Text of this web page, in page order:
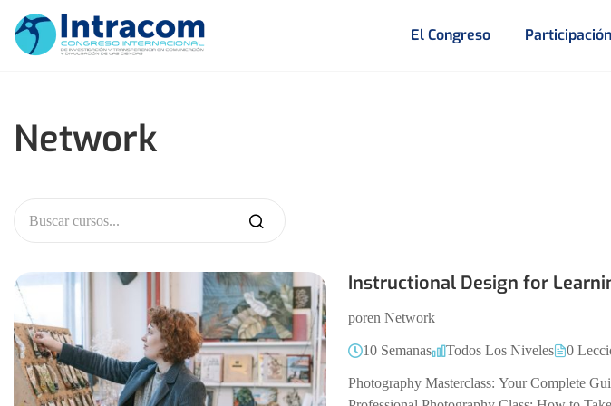
El Congreso
Network
Instructional Design for
poren Network
10 Semanas Todos Los Niveles 0
Photography Masterclass: Your Complete